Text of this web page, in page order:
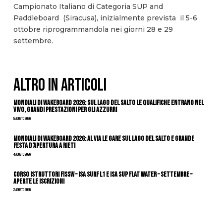
Campionato Italiano di Categoria SUP and
Paddleboard (Siracusa), inizialmente prevista il 5-6
ottobre riprogrammandola nei giorni 28 e 29
settembre.
ALTRO IN ARTICOLI
Mondiali di Wakeboard 2026: sul Lago del Salto le qualifiche entrano nel
vivo, grandi prestazioni per gli azzurri
5 Agosto 2026
Mondiali di Wakeboard 2026: al via le gare sul Lago del Salto e grande
festa d’apertura a Rieti
4 Agosto 2026
CORSO ISTRUTTORI FISSW – ISA SURF L1 e ISA SUP Flat Water – SETTEMBRE –
APERTE LE ISCRIZIONI
2 Agosto 2026